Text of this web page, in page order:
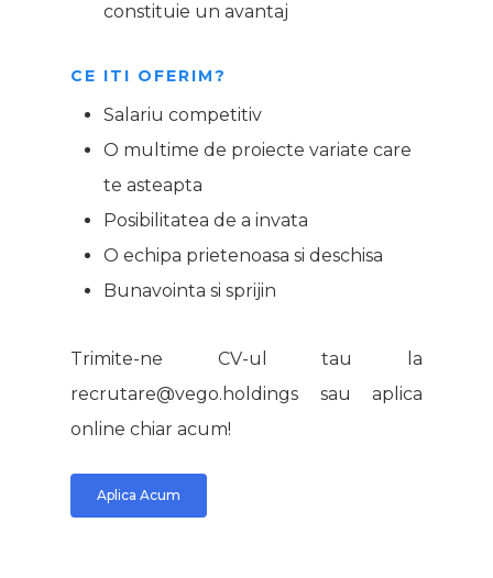
constituie un avantaj
CE ITI OFERIM?
Salariu competitiv
O multime de proiecte variate care
te asteapta
Posibilitatea de a invata
O echipa prietenoasa si deschisa
Bunavointa si sprijin
Trimite-ne CV-ul tau la
recrutare@vego.holdings sau aplica
online chiar acum!
Aplica Acum